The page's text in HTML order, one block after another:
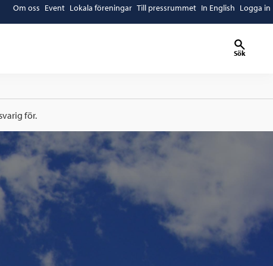
Om oss Event Lokala föreningar Till pressrummet In English Logga in
Sök
för.